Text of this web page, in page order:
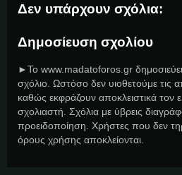
Δεν υπάρχουν σχόλια:
Δημοσίευση σχολίου
►Το www.madatoforos.gr
σχόλιο. Ωστόσο δεν υιοθετούμε τις
καθώς εκφράζουν αποκλειστικά τον
σχολιαστή. Σχόλια με ύβρεις
προειδοποίηση. Χρήστες που δεν
όρους χρήσης αποκλείονται.